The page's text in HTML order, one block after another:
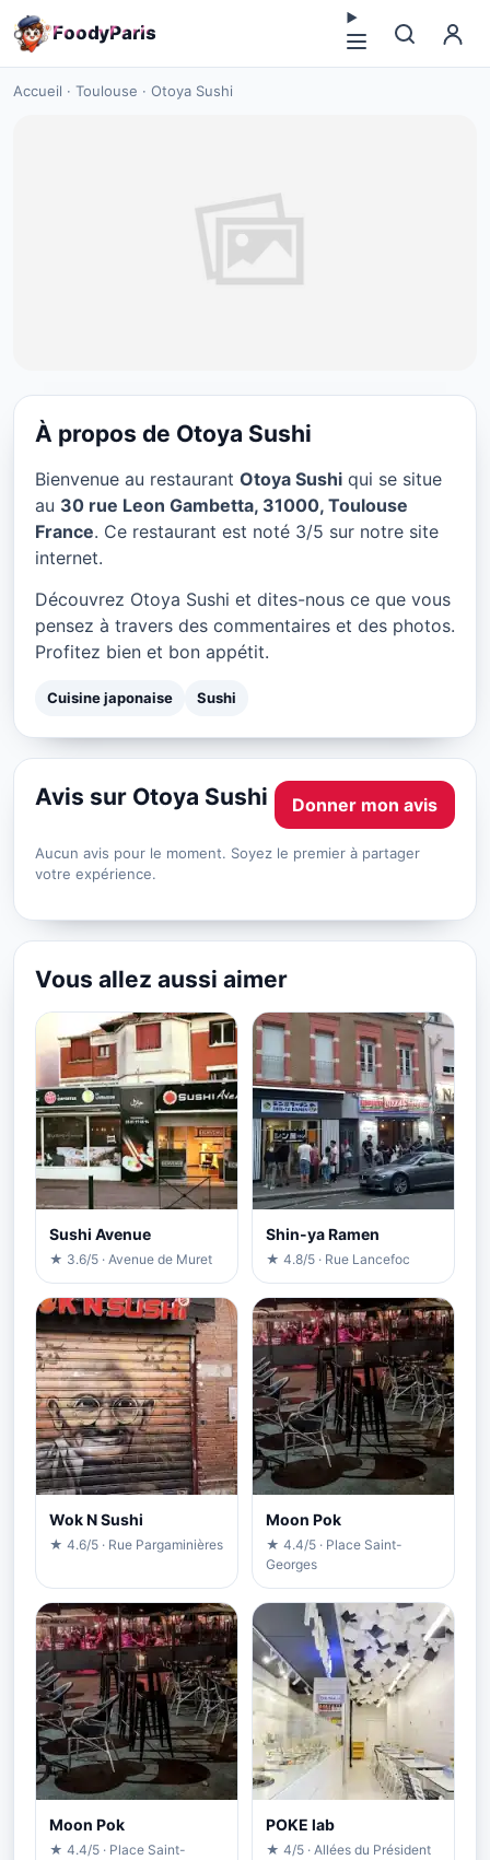
FoodyParis
Accueil · Toulouse · Otoya Sushi
Otoya Sushi à Toulouse
★ 3/5
À propos de Otoya Sushi
Bienvenue au restaurant Otoya Sushi qui se situe
au 30 rue Leon Gambetta, 31000, Toulouse
France. Ce restaurant est noté 3/5 sur notre site
internet.
Découvrez Otoya Sushi et dites-nous ce que vous
pensez à travers des commentaires et des photos.
Profitez bien et bon appétit.
Cuisine japonaise Sushi
Avis sur Otoya Sushi Donner mon avis
Aucun avis pour le moment. Soyez le premier à partager
votre expérience.
Vous allez aussi aimer
Sushi Avenue
★ 3.6/5 · Avenue de Muret
Shin-ya Ramen
★ 4.8/5 · Rue Lancefoc
Wok N Sushi
★ 4.6/5 · Rue Pargaminières
Moon Pok
★ 4.4/5 · Place Saint-
Georges
Moon Pok
★ 4.4/5 · Place Saint-
POKE lab
★ 4/5 · Allées du Président